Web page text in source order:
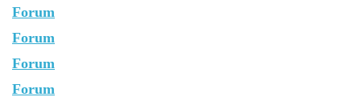
Forum
Forum
Forum
Forum